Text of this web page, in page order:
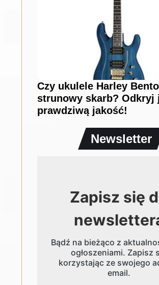
Czy ukulele Harley
strunowy skarb? Odkryj
prawdziwą jakość!
Newsletter
Zapisz się
Bądź na bieżąco z
ogłoszeniami. Zapisz
korzystając ze swojego
email.